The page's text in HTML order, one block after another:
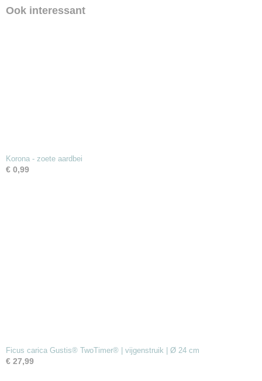
Ook interessant
Korona - zoete aardbei
€ 0,99
Ficus carica Gustis® TwoTimer® | vijgenstruik | Ø 24 cm
€ 27,99